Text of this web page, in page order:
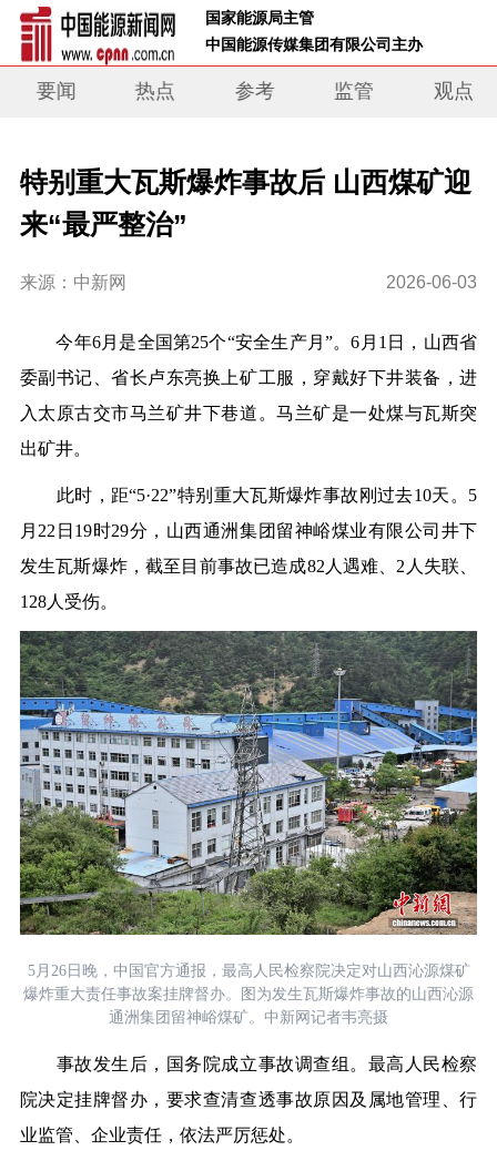
国家能源局主管
中国能源传媒集团有限公司主办
要闻 热点 参考 监管 观点
特别重大瓦斯爆炸事故后 山西煤矿迎
来“最严整治”
来源：中新网 2026-06-03
今年6月是全国第25个“安全生产月”。6月1日，山西省
委副书记、省长卢东亮换上矿工服，穿戴好下井装备，进
入太原古交市马兰矿井下巷道。马兰矿是一处煤与瓦斯突
出矿井。
此时，距“5·22”特别重大瓦斯爆炸事故刚过去10天。5
月22日19时29分，山西通洲集团留神峪煤业有限公司井下
发生瓦斯爆炸，截至目前事故已造成82人遇难、2人失联、
128人受伤。
5月26日晚，中国官方通报，最高人民检察院决定对山西沁源煤矿
爆炸重大责任事故案挂牌督办。图为发生瓦斯爆炸事故的山西沁源
通洲集团留神峪煤矿。中新网记者韦亮摄
事故发生后，国务院成立事故调查组。最高人民检察
院决定挂牌督办，要求查清查透事故原因及属地管理、行
业监管、企业责任，依法严厉惩处。